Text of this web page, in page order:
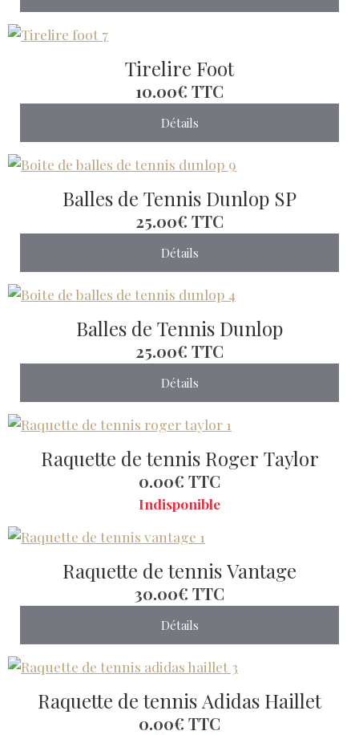
Tirelire Foot
10.00€ TTC
Détails
Balles de Tennis Dunlop SP
25.00€ TTC
Détails
Balles de Tennis Dunlop
25.00€ TTC
Détails
Raquette de tennis Roger Taylor
0.00€ TTC
Indisponible
Raquette de tennis Vantage
30.00€ TTC
Détails
Raquette de tennis Adidas Haillet
0.00€ TTC